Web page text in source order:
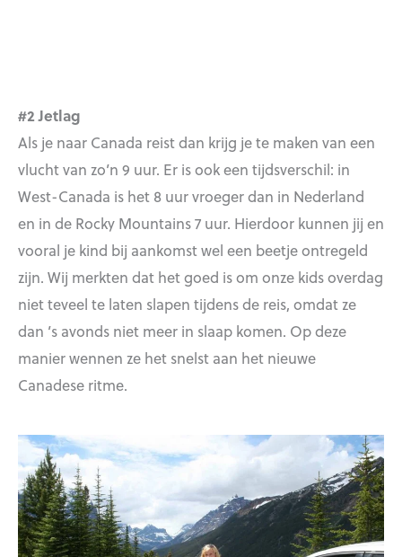
#2 Jetlag
Als je naar Canada reist dan krijg je te maken van een
vlucht van zo’n 9 uur. Er is ook een tijdsverschil: in
West-Canada is het 8 uur vroeger dan in Nederland
en in de Rocky Mountains 7 uur. Hierdoor kunnen jij en
vooral je kind bij aankomst wel een beetje ontregeld
zijn. Wij merkten dat het goed is om onze kids overdag
niet teveel te laten slapen tijdens de reis, omdat ze
dan ’s avonds niet meer in slaap komen. Op deze
manier wennen ze het snelst aan het nieuwe
Canadese ritme.